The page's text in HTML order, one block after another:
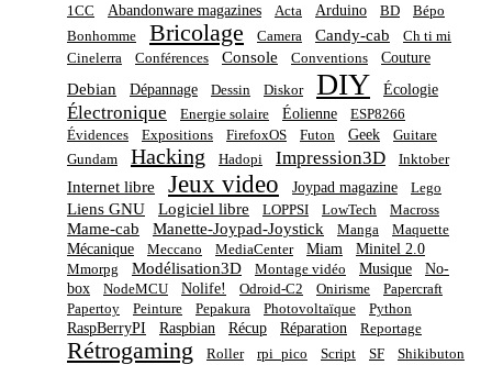
1CC Abandonware magazines Acta Arduino BD
Bépo
Bonhomme
Bricolage Camera Candy-cab
Ch ti mi
Cinelerra
Conférences Console Conventions Couture
Debian Dépannage Dessin Diskor DIY Écologie
Électronique Energie solaire Éolienne
ESP8266
Évidences
Expositions FirefoxOS Futon Geek
Guitare
Gundam
Hacking Hadopi Impression3D Inktober
Internet libre Jeux video Joypad magazine Lego
Liens GNU Logiciel libre LOPPSI LowTech Macross
Mame-cab Manette-Joypad-Joystick Manga Maquette
Mécanique Meccano MediaCenter Miam Minitel 2.0
Mmorpg Modélisation3D Montage vidéo Musique
No-
box
NodeMCU Nolife! Odroid-C2 Onirisme
Papercraft
Papertoy
Peinture Pepakura Photovoltaïque Python
RaspBerryPI Raspbian Récup Réparation Reportage
Rétrogaming Roller rpi_pico Script SF
Shikibuton